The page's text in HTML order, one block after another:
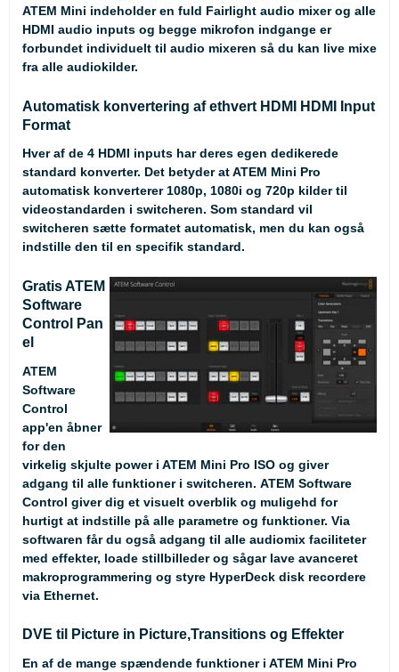
ATEM Mini indeholder en fuld Fairlight audio mixer og alle
HDMI audio inputs og begge mikrofon indgange er
forbundet individuelt til audio mixeren så du kan live mixe
fra alle audiokilder.
Automatisk konvertering af ethvert HDMI HDMI Input
Format
Hver af de 4 HDMI inputs har deres egen dedikerede
standard konverter. Det betyder at ATEM Mini Pro
automatisk konverterer 1080p, 1080i og 720p kilder til
videostandarden i switcheren. Som standard vil
switcheren sætte formatet automatisk, men du kan også
indstille den til en specifik standard.
Gratis ATEM
Software
Control Pan
el
ATEM
Software
Control
app'en åbner
for den
virkelig skjulte power i ATEM Mini Pro ISO og giver
adgang til alle funktioner i switcheren. ATEM Software
Control giver dig et visuelt overblik og muligehd for
hurtigt at indstille på alle parametre og funktioner. Via
softwaren får du også adgang til alle audiomix faciliteter
med effekter, loade stillbilleder og sågar lave avanceret
makroprogrammering og styre HyperDeck disk recordere
via Ethernet.
DVE til Picture in Picture,Transitions og Effekter
En af de mange spændende funktioner i ATEM Mini Pro